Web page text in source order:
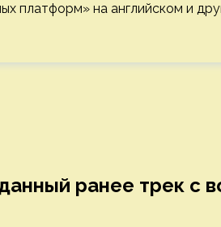
платформ» на английском и
ранее трек с